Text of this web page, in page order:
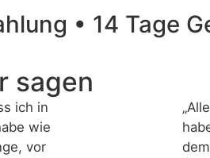
• 14 Tage
sagen
ich in
wie
vor